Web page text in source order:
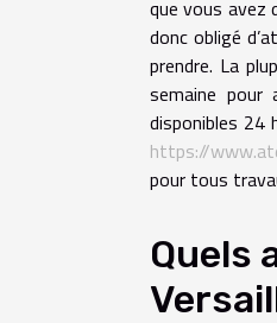
que vous avez
donc obligé
prendre. La
semaine
disponibles 24
https://
pour tous
Quels